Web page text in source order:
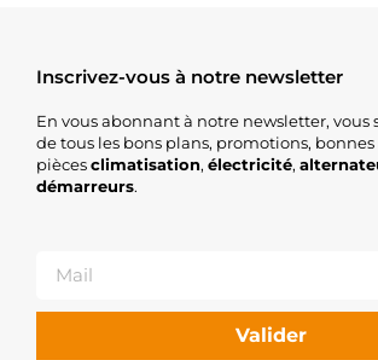
Inscrivez-vous à notre newsletter
En vous abonnant à notre newsletter, vous
de tous les bons plans, promotions, bonnes
piècesclimatisation, électricité,
démarreurs.
Valider